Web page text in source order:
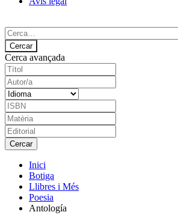
Cerca avançada
Inici
Botiga
Llibres i Més
Poesia
Antología